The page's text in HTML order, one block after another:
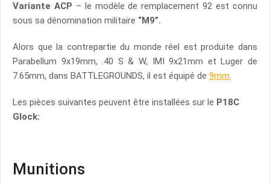
Variante ACP – le modèle de remplacement 92 est connu
sous sa dénomination militaire “M9”.
Alors que la contrepartie du monde réel est produite dans
Parabellum 9x19mm, .40 S & W, IMI 9x21mm et Luger de
7.65mm, dans BATTLEGROUNDS, il est équipé de 9mm.
Les pièces suivantes peuvent être installées sur le P18C
Glock:
Munitions